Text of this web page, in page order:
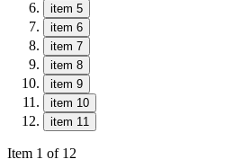
item 5
item 6
item 7
item 8
item 9
item 10
item 11
Item 1 of 12